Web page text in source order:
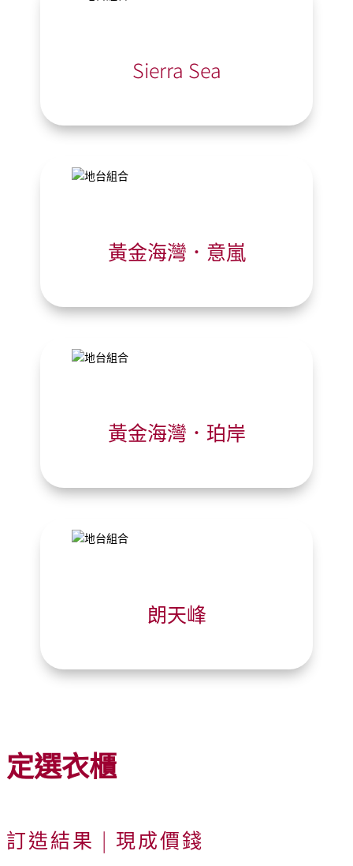
Sierra Sea
黃金海灣．意嵐
黃金海灣．珀岸
朗天峰
定選衣櫃
訂造結果 | 現成價錢